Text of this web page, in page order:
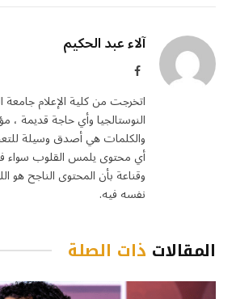
آلاء عبد الحكيم
فيسبوك
اتخرجت من كلية الإعلام جامعة
النوستالجيا وأي حاجة قديمة ،
والكلمات هي أصدق وسيلة
أي محتوى يلمس القلوب سواء
وقناعة بأن المحتوى الناجح هو
نفسه فيه.
المقالات ذات الصلة